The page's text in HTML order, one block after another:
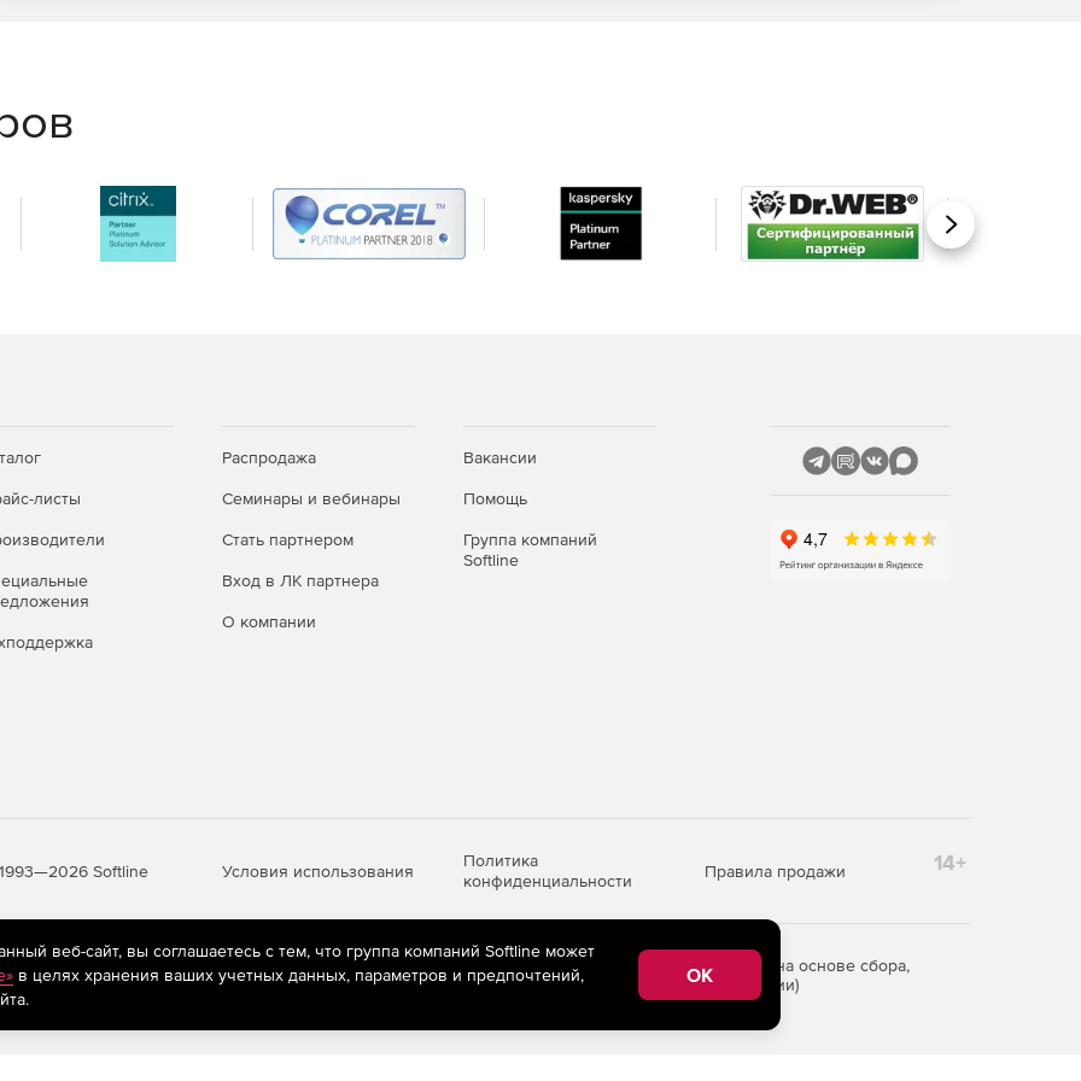
доступ к нежелательным с точки зрения
Вперед
листы
Распродажа
Семинары и вебинары
Стать партнером
Вход в ЛК партнера
О компании
Вакансии
Помощь
Группа компаний
Softline
Softline Условия использования
Политика
конфиденциальности
Правила продажи 14+
рекомендательные технологии
(информационные технологии предоставления информации на основе сбора,
пользователей сети «Интернет», находящихся на территории Российской Федерации)
веб-сайт, вы соглашаетесь с тем, что группа компаний Softline может
в целях хранения ваших учетных данных, параметров и предпочтений,
OK